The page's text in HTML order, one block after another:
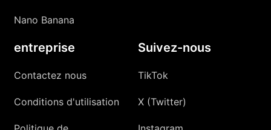
Nano Banana
entreprise
Contactez nous
Conditions d'utilisation
Suivez-nous
TikTok
X (Twitter)